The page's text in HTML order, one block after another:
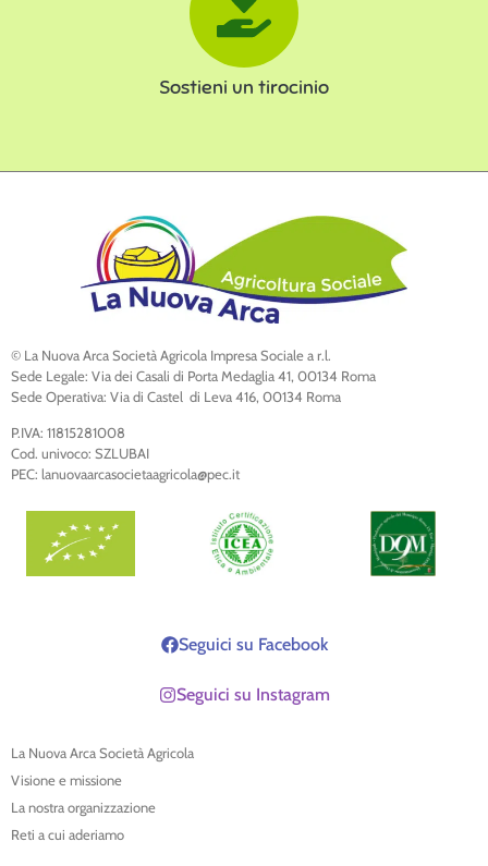
Sostieni un tirocinio
© La Nuova Arca Società Agricola Impresa Sociale a r.l.
Sede Legale: Via dei Casali di Porta Medaglia 41, 00134 Roma
Sede Operativa: Via di Castel di Leva 416, 00134 Roma
P.IVA: 11815281008
Cod. univoco: SZLUBAI
PEC: lanuovaarcasocietaagricola@pec.it
Seguici su Facebook
Seguici su Instagram
La Nuova Arca Società Agricola
Visione e missione
La nostra organizzazione
Reti a cui aderiamo